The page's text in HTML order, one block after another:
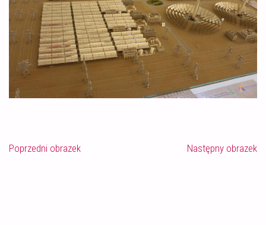
Poprzedni obrazek Następny obrazek